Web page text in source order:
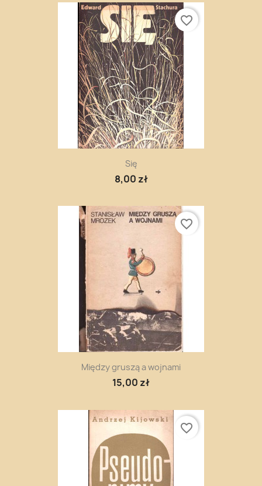
Się
8,00 zł
favorite_border
Między gruszą a wojnami
15,00 zł
favorite_border
favorite_border